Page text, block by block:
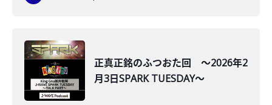
正真正銘のふつおた回 ～2026年2
月3日SPARK TUESDAY～